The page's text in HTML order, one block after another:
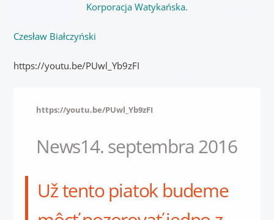
Korporacja Watykańska.
Czesław Białczyński
https://youtu.be/PUwl_Yb9zFI
https://youtu.be/PUwl_Yb9zFI
News14. septembra 2016
Už tento piatok budeme